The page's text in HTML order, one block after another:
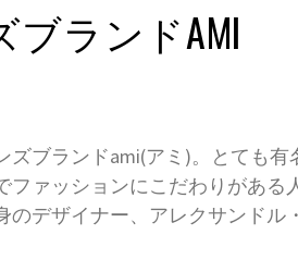
ブランドAMI
ズブランドami(アミ)。とても
ファッションにこだわりがある
デザイナー、アレクサンドル